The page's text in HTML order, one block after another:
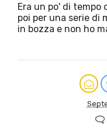
Era un po' di tempo
poi per una serie di
in bozza e non ho